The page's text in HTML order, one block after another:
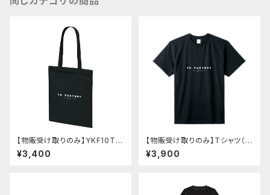
【物販受け取りのみ】YKF10TH
バッグ【サイン会対象】
¥3,400
【物販受け取りのみ】Tシャツ（Y
KF10TH）【サイン会対象】
¥3,900